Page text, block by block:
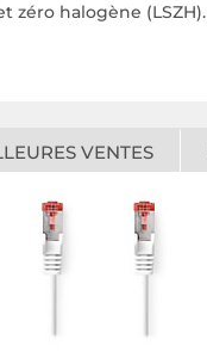
zéro halogène (LSZH).
VENTES